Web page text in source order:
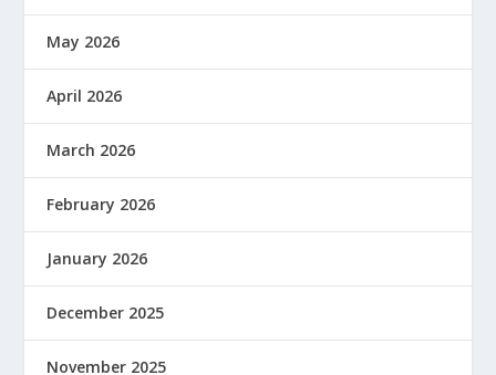
May 2026
April 2026
March 2026
February 2026
January 2026
December 2025
November 2025